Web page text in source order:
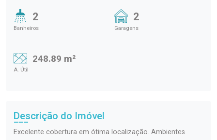
2
Banheiros
2
Garagens
248.89 m²
A. Útil
Descrição do Imóvel
Excelente cobertura em ótima localização. Ambientes